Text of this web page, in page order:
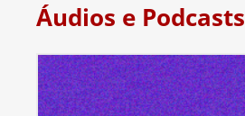
Áudios e Podcasts